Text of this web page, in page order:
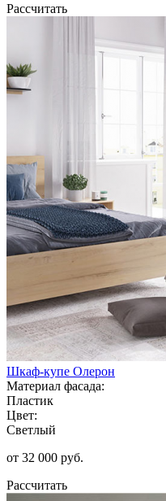
Рассчитать
Шкаф-купе Олерон
Материал фасада:
Пластик
Цвет:
Светлый
от 32 000 руб.
Рассчитать